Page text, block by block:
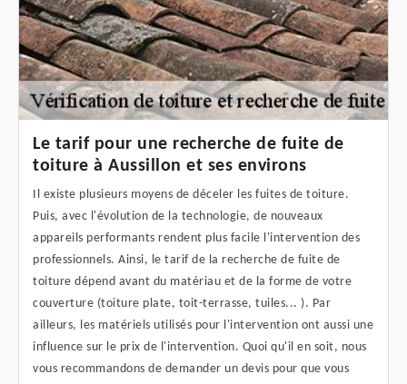
Le tarif pour une recherche de fuite de
toiture à Aussillon et ses environs
Il existe plusieurs moyens de déceler les fuites de toiture.
Puis, avec l'évolution de la technologie, de nouveaux
appareils performants rendent plus facile l'intervention des
professionnels. Ainsi, le tarif de la recherche de fuite de
toiture dépend avant du matériau et de la forme de votre
couverture (toiture plate, toit-terrasse, tuiles... ). Par
ailleurs, les matériels utilisés pour l'intervention ont aussi une
influence sur le prix de l'intervention. Quoi qu'il en soit, nous
vous recommandons de demander un devis pour que vous